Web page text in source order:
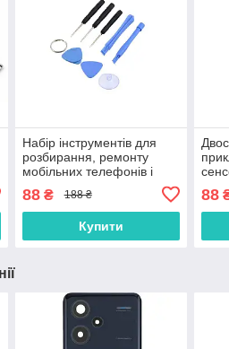
Набір інструментів для
розбирання, ремонту
мобільних телефонів і
88₴ 188 ₴
Купити
88